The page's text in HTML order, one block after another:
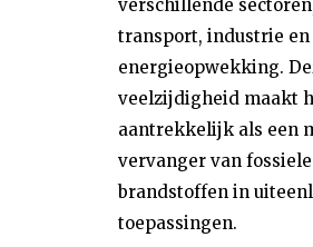
verschillende
transport, industrie en
energieopwekking.
veelzijdigheid maakt
aantrekkelijk als een
vervanger van fossiele
brandstoffen in
toepassingen.